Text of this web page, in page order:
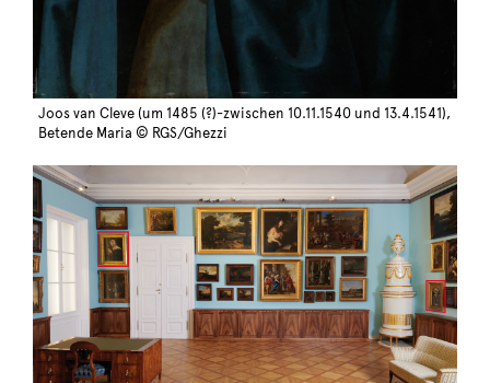
Joos van Cleve (um 1485 (?)-zwischen 10.11.1540 und 13.4.1541),
Betende Maria © RGS/Ghezzi